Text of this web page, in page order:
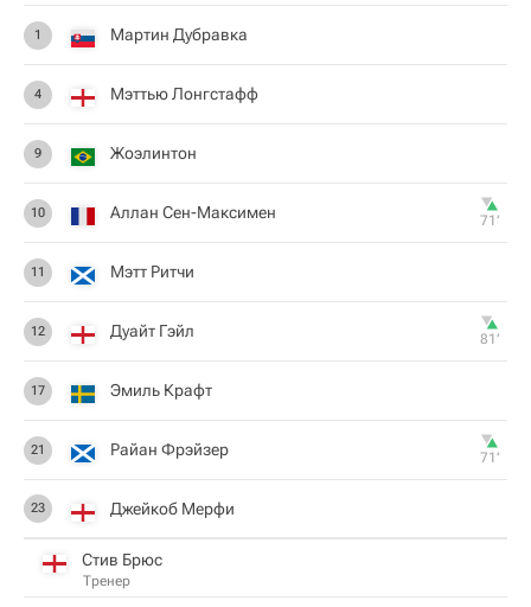
1 Мартин Дубравка
4 Мэттью Лонгстафф
9 Жоэлинтон
10 Аллан Сен-Максимен 71‎’‎
11 Мэтт Ритчи
12 Дуайт Гэйл 81‎’‎
17 Эмиль Крафт
21 Райан Фрэйзер 71‎’‎
23 Джейкоб Мерфи
Стив Брюс
Тренер